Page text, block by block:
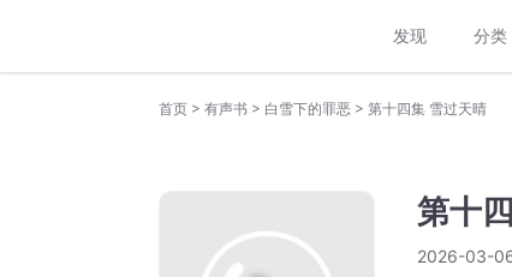
发现 分类
首页 > 有声书 > 白雪下的罪恶 > 第十四集 雪过天晴
第十
2026-03-